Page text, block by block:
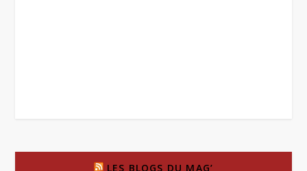
LES BLOGS DU MAG’